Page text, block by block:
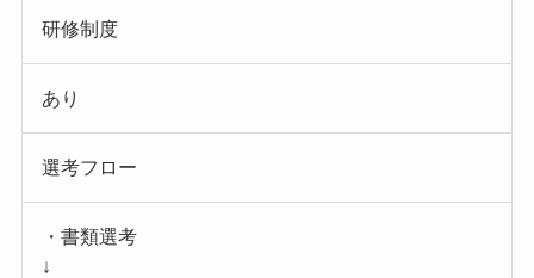
研修制度
あり
選考フロー
・書類選考
↓